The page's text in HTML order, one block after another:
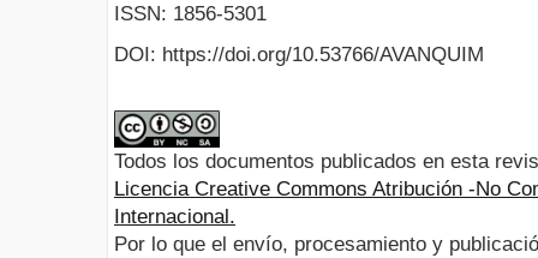
ISSN: 1856-5301
DOI: https://doi.org/10.53766/AVANQUIM
Todos los documentos publicados en esta
Licencia Creative Commons Atribución -No
Internacional.
Por lo que el envío, procesamiento y